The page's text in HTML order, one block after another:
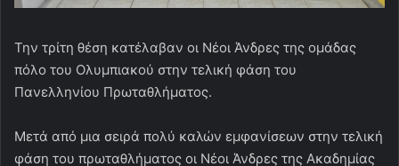
Την τρίτη θέση κατέλαβαν οι Νέοι Άνδρες της ομάδας
πόλο του Ολυμπιακού στην τελική φάση του
Πανελληνίου Πρωταθλήματος.
Μετά από μια σειρά πολύ καλών εμφανίσεων στην τελική
φάση του πρωταθλήματος οι Νέοι Άνδρες της Ακαδημίας